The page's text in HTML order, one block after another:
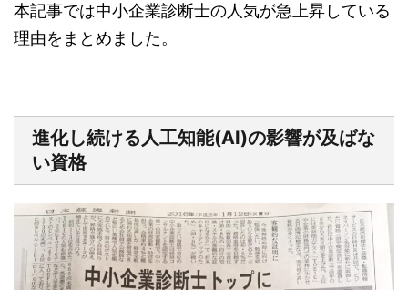
本記事では中小企業診断士の人気が急上昇している
理由をまとめました。
進化し続ける人工知能(AI)の影響が及ばな
い資格